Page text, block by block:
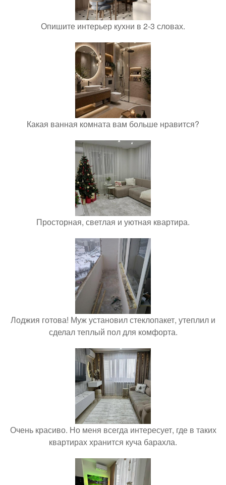
Опишите интерьер кухни в 2-3 словах.
Какая ванная комната вам больше нравится?
Просторная, светлая и уютная квартира.
Лоджия готова! Муж установил стеклопакет, утеплил и
сделал теплый пол для комфорта.
Очень красиво. Но меня всегда интересует, где в таких
квартирах хранится куча барахла.